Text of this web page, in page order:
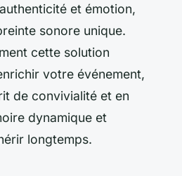
et émotion,
sonore unique.
cette solution
votre événement,
de convivialité et en
dynamique et
longtemps.